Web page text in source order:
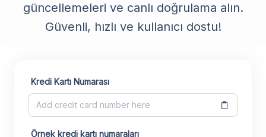
güncellemeleri ve canlı doğrulama alın.
Güvenli, hızlı ve kullanıcı dostu!
Kredi Kartı Numarası
Örnek kredi kartı numaraları